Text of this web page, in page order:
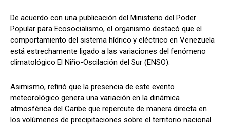
De acuerdo con una publicación del Ministerio del Poder
Popular para Ecosocialismo, el organismo destacó que el
comportamiento del sistema hídrico y eléctrico en Venezuela
está estrechamente ligado a las variaciones del fenómeno
climatológico El Niño-Oscilación del Sur (ENSO).
Asimismo, refirió que la presencia de este evento
meteorológico genera una variación en la dinámica
atmosférica del Caribe que repercute de manera directa en
los volúmenes de precipitaciones sobre el territorio nacional.